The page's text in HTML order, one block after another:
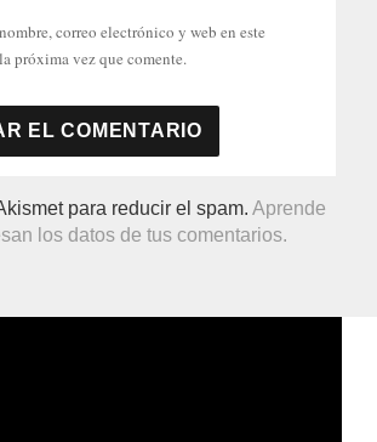
correo electrónico y web en este
próxima vez que comente.
para reducir el spam.Aprende
los datos de tus comentarios.